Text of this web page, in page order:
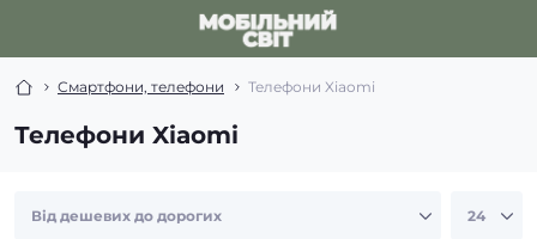
Смартфони, телефони Телефони Xiaomi
Телефони Xiaomi